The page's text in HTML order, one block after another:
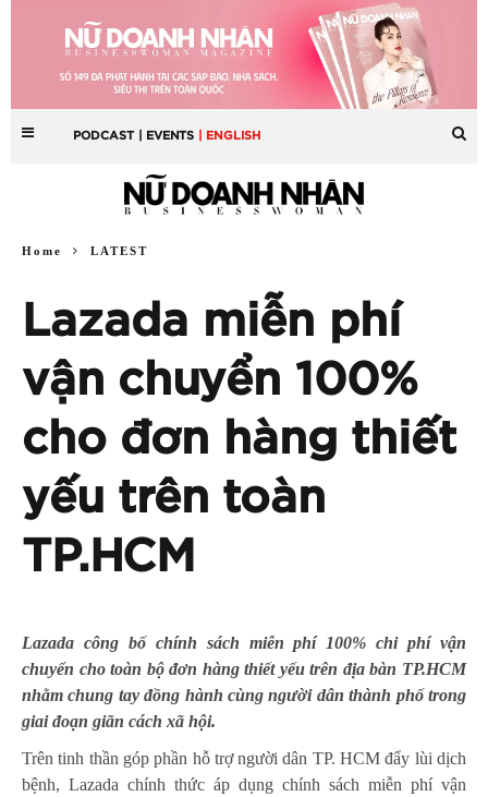
PODCAST | EVENTS | ENGLISH
Home LATEST
Lazada miễn phí
vận chuyển 100%
cho đơn hàng thiết
yếu trên toàn
TP.HCM
Lazada công bố chính sách miễn phí 100% chi phí vận
chuyển cho toàn bộ đơn hàng thiết yếu trên địa bàn TP.HCM
nhằm chung tay đồng hành cùng người dân thành phố trong
giai đoạn giãn cách xã hội.
Trên tinh thần góp phần hỗ trợ người dân TP. HCM đẩy lùi dịch
bệnh, Lazada chính thức áp dụng chính sách miễn phí vận